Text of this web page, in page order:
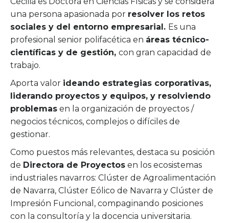
una persona apasionada por resolver los retos
sociales y del entorno empresarial. Es una
profesional senior polifacética en áreas técnico-
científicas y de gestión, con gran capacidad de
trabajo.
Aporta valor ideando estrategias corporativas,
liderando proyectos y equipos, y resolviendo
problemas en la organización de proyectos /
negocios técnicos, complejos o difíciles de
gestionar.
Como puestos más relevantes, destaca su posición
de Directora de Proyectos en los ecosistemas
industriales navarros: Clúster de Agroalimentación
de Navarra, Clúster Eólico de Navarra y Clúster de
Impresión Funcional, compaginando posiciones
con la consultoría y la docencia universitaria.